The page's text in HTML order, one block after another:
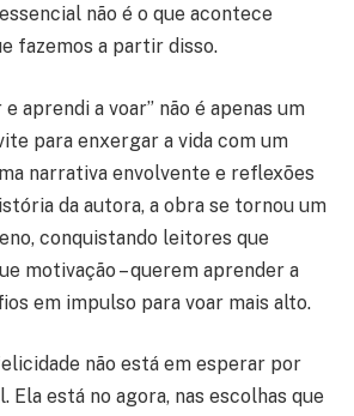
não é o que acontece
fazemos a partir disso.
e aprendi a voar” não é apenas um
para enxergar a vida com um
narrativa envolvente e reflexões
da autora, a obra se tornou um
conquistando leitores que
motivação – querem aprender a
em impulso para voar mais alto.
não está em esperar por
Ela está no agora, nas escolhas que